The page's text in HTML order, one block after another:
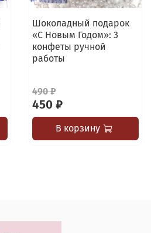
Шоколадный подарок
«С Новым Годом»: 3
конфеты ручной
работы
490 ₽
450 ₽
В корзину